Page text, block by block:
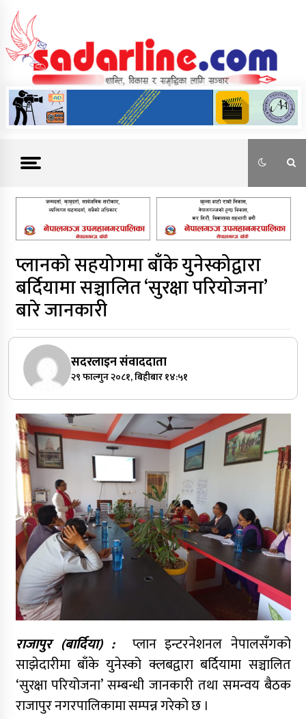
content
News For Nepal
प्लानको सहयोगमा बाँके युनेस्कोद्वारा
बर्दियामा सञ्चालित ‘सुरक्षा परियोजना’
बारे जानकारी
सदरलाइन संवाददाता
२९ फाल्गुन २०८१, बिहीबार १४:५१
राजापुर (बार्दिया) :
प्लान इन्टरनेशनल नेपालसँगको
साझेदारीमा बाँके युनेस्को क्लबद्वारा बर्दियामा सञ्चालित
‘सुरक्षा परियोजना’ सम्बन्धी जानकारी तथा समन्वय बैठक
राजापुर नगरपालिकामा सम्पन्न गरेको छ ।